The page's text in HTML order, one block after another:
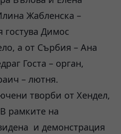
Жабленска –
гостува Димос
а от Сърбия – Ана
Госта – орган,
– лютня.
творби от Хендел,
рамките на
и демонстрация